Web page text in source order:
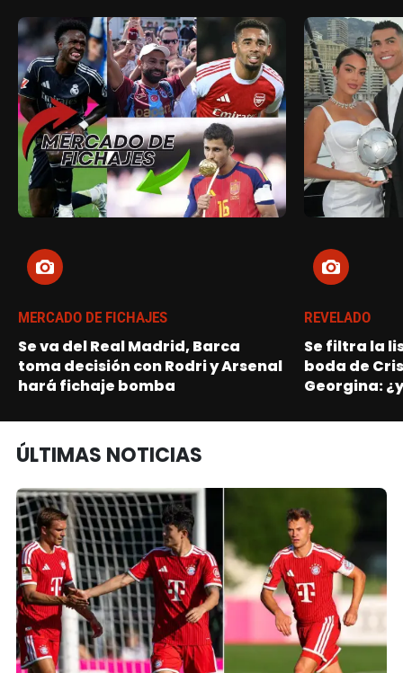
MERCADO DE FICHAJES
Se va del Real Madrid, Barca
toma decisión con Rodri y Arsenal
hará fichaje bomba
REVELADO
Se filtra la
boda de
Georgina:
ÚLTIMAS NOTICIAS